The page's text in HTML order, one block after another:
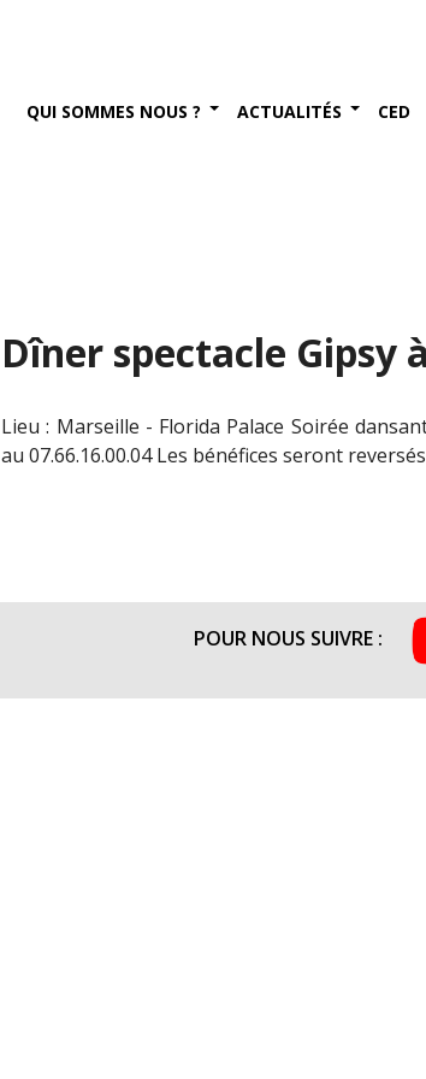
QUI SOMMES NOUS ? ACTUALITÉS CED
Dîner spectacle Gipsy
Lieu : Marseille - Florida Palace Soirée
au 07.66.16.00.04 Les bénéfices seront
POUR NOUS SUIVRE :